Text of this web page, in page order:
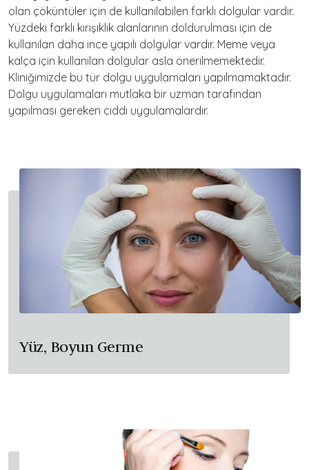
olan çöküntüler için de kullanılabilen farklı dolgular vardır.
Yüzdeki farklı kırışıklık alanlarının doldurulması için de
kullanılan daha ince yapılı dolgular vardır. Meme veya
kalça için kullanılan dolgular asla önerilmemektedir.
Kliniğimizde bu tür dolgu uygulamaları yapılmamaktadır.
Dolgu uygulamaları mutlaka bir uzman tarafından
yapılması gereken ciddi uygulamalardır.
Yüz, Boyun Germe